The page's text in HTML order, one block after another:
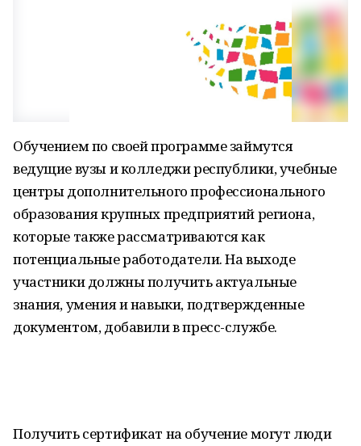
Обучением по своей программе займутся
ведущие вузы и колледжи республики, учебные
центры дополнительного профессионального
образования крупных предприятий региона,
которые также рассматриваются как
потенциальные работодатели. На выходе
участники должны получить актуальные
знания, умения и навыки, подтвержденные
документом, добавили в пресс-службе.
Получить сертификат на обучение могут люди